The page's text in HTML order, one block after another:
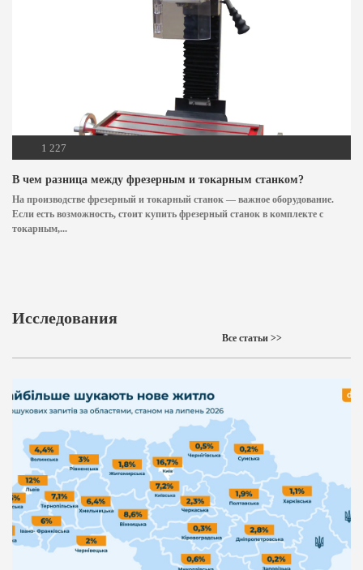
1 227
В чем разница между фрезерным и токарным станком?
На производстве фрезерный и токарный станок — важное оборудование.
Если есть возможность, стоит купить фрезерный станок в комплекте с
токарным,...
Исследования
Все статьи >>